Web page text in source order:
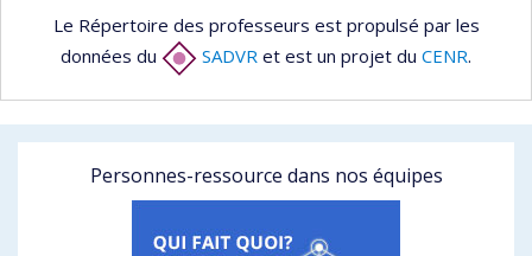
Le Répertoire des professeurs est propulsé par les
données du
SADVR et est un projet du CENR.
Personnes-ressource dans nos équipes